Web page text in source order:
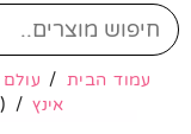
עמוד הבית /
אינץ/ (100יח׳) 5׳ Milky White